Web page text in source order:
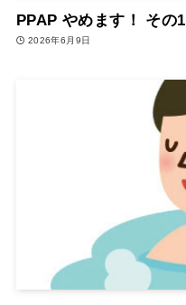
PPAP やめます！ その1
2026年6月9日